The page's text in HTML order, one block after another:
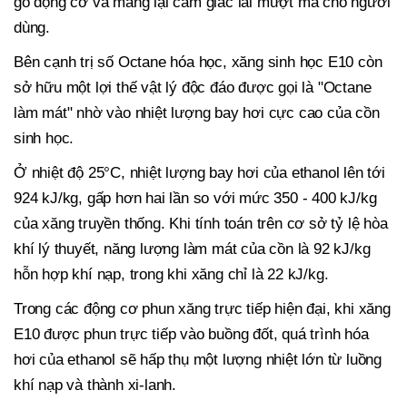
dùng.
Bên cạnh trị số Octane hóa học, xăng sinh học E10 còn
sở hữu một lợi thế vật lý độc đáo được gọi là "Octane
làm mát" nhờ vào nhiệt lượng bay hơi cực cao của cồn
sinh học.
Ở nhiệt độ 25°C, nhiệt lượng bay hơi của ethanol lên tới
924 kJ/kg, gấp hơn hai lần so với mức 350 - 400 kJ/kg
của xăng truyền thống. Khi tính toán trên cơ sở tỷ lệ hòa
khí lý thuyết, năng lượng làm mát của cồn là 92 kJ/kg
hỗn hợp khí nạp, trong khi xăng chỉ là 22 kJ/kg.
Trong các động cơ phun xăng trực tiếp hiện đại, khi xăng
E10 được phun trực tiếp vào buồng đốt, quá trình hóa
hơi của ethanol sẽ hấp thụ một lượng nhiệt lớn từ luồng
khí nạp và thành xi-lanh.